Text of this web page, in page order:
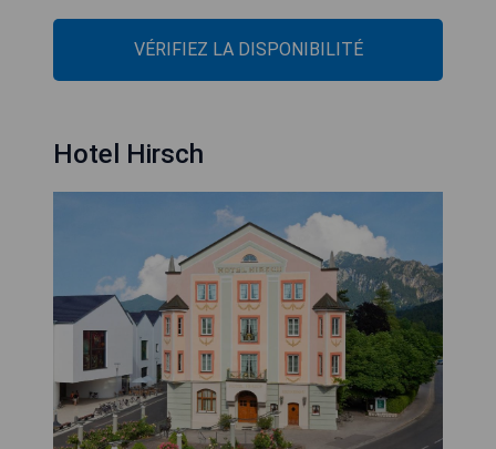
VÉRIFIEZ LA DISPONIBILITÉ
Hotel Hirsch